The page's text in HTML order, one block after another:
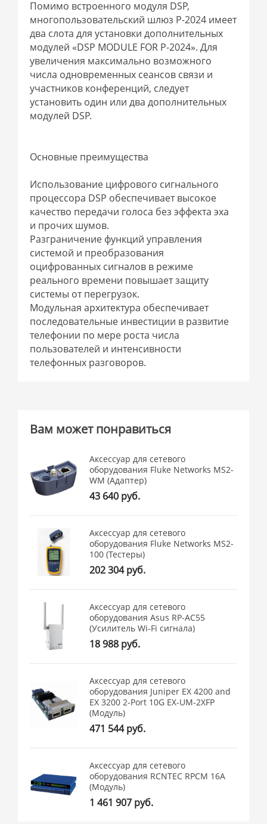
Помимо встроенного модуля DSP,
многопользовательский шлюз P-2024 имеет
два слота для установки дополнительных
модулей «DSP MODULE FOR P-2024». Для
увеличения максимально возможного
числа одновременных сеансов связи и
участников конференций, следует
установить один или два дополнительных
модулей DSP.
Основные преимущества
Использование цифрового сигнального
процессора DSP обеспечивает высокое
качество передачи голоса без эффекта эха
и прочих шумов.
Разграничение функций управления
системой и преобразования
оцифрованных сигналов в режиме
реального времени повышает защиту
системы от перегрузок.
Модульная архитектура обеспечивает
последовательные инвестиции в развитие
телефонии по мере роста числа
пользователей и интенсивности
телефонных разговоров.
Вам может понравиться
Аксессуар для сетевого
оборудования Fluke Networks MS2-
WM (Адаптер)
43 640 руб.
Аксессуар для сетевого
оборудования Fluke Networks MS2-
100 (Тестеры)
202 304 руб.
Аксессуар для сетевого
оборудования Asus RP-AC55
(Усилитель Wi-Fi сигнала)
18 988 руб.
Аксессуар для сетевого
оборудования Juniper EX 4200 and
EX 3200 2-Port 10G EX-UM-2XFP
(Модуль)
471 544 руб.
Аксессуар для сетевого
оборудования RCNTEC RPCM 16A
(Модуль)
1 461 907 руб.